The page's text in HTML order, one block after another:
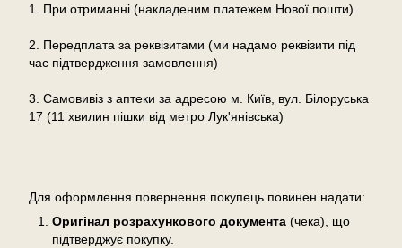
1. При отриманні (накладеним платежем Нової пошти)
2. Передплата за реквізитами (ми надамо реквізити під
час підтвердження замовлення)
3. Самовивіз з аптеки за адресою м. Київ, вул. Білоруська
17 (11 хвилин пішки від метро Лук'янівська)
Для оформлення повернення покупець повинен надати:
Оригінал розрахункового документа (чека), що
підтверджує покупку.